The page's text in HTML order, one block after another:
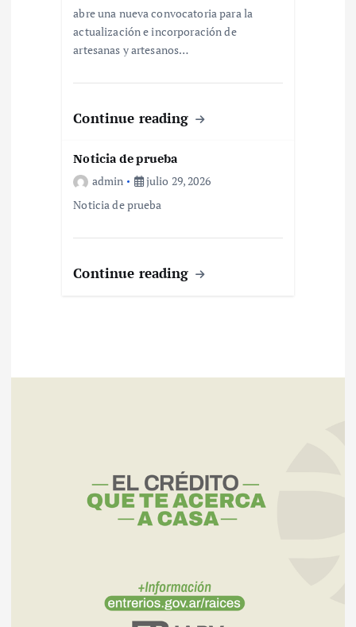
abre una nueva convocatoria para la
actualización e incorporación de
artesanas y artesanos…
Continue reading
Noticia de prueba
admin
julio 29, 2026
Noticia de prueba
Continue reading